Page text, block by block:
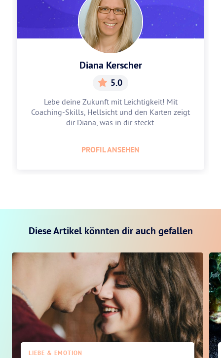
Diana Kerscher
5.0
Lebe deine Zukunft mit Leichtigkeit! Mit
Coaching-Skills, Hellsicht und den Karten zeigt
dir Diana, was in dir steckt.
PROFIL ANSEHEN
Diese Artikel könnten dir auch gefallen
LIEBE & EMOTION